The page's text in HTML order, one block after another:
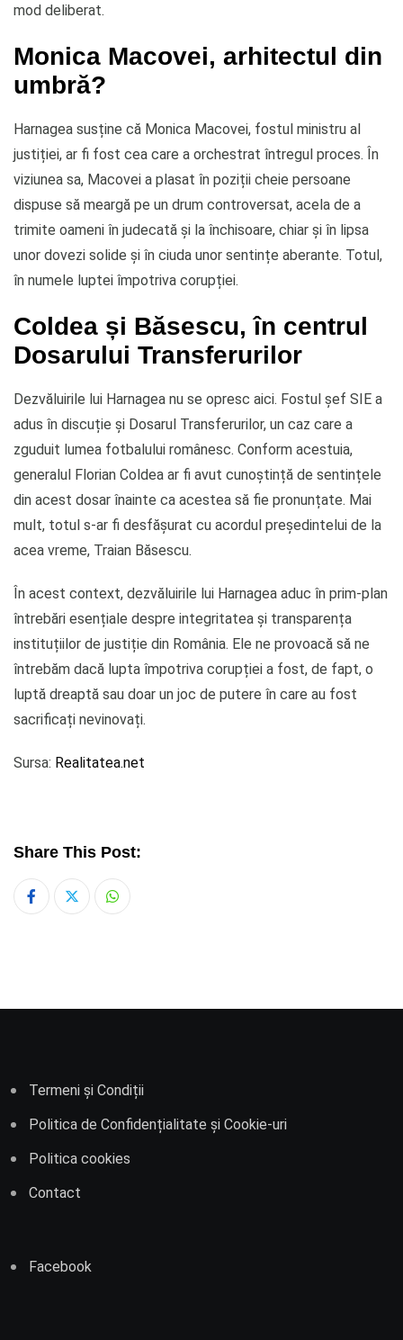
mod deliberat.
Monica Macovei, arhitectul din
umbră?
Harnagea susține că Monica Macovei, fostul ministru al
justiției, ar fi fost cea care a orchestrat întregul proces. În
viziunea sa, Macovei a plasat în poziții cheie persoane
dispuse să meargă pe un drum controversat, acela de a
trimite oameni în judecată și la închisoare, chiar și în lipsa
unor dovezi solide și în ciuda unor sentințe aberante. Totul,
în numele luptei împotriva corupției.
Coldea și Băsescu, în centrul
Dosarului Transferurilor
Dezvăluirile lui Harnagea nu se opresc aici. Fostul șef SIE a
adus în discuție și Dosarul Transferurilor, un caz care a
zguduit lumea fotbalului românesc. Conform acestuia,
generalul Florian Coldea ar fi avut cunoștință de sentințele
din acest dosar înainte ca acestea să fie pronunțate. Mai
mult, totul s-ar fi desfășurat cu acordul președintelui de la
acea vreme, Traian Băsescu.
În acest context, dezvăluirile lui Harnagea aduc în prim-plan
întrebări esențiale despre integritatea și transparența
instituțiilor de justiție din România. Ele ne provoacă să ne
întrebăm dacă lupta împotriva corupției a fost, de fapt, o
luptă dreaptă sau doar un joc de putere în care au fost
sacrificați nevinovați.
Sursa: Realitatea.net
Share This Post:
Whatsapp
Termeni și Condiții
Politica de Confidențialitate și Cookie-uri
Politica cookies
Contact
Facebook